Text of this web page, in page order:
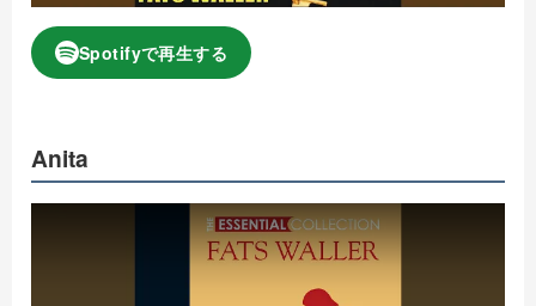
Spotifyで再生する
Anita